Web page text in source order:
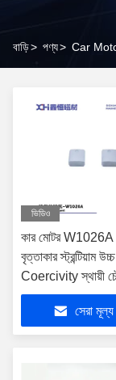
বাড়ি> পণ্য> Car
ভিডিও
কার মোটর
বৃত্তাকার স্ট্রন্টিয়াম উচ্চ
Coercivity স্থায়ী
Ferrite
সেরা মূল্য